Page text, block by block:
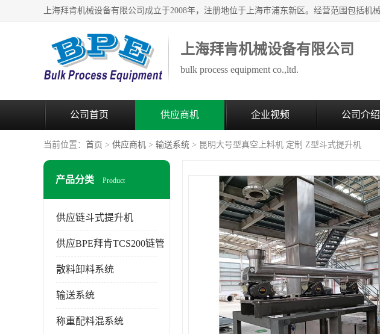
上海拜肯机械设备有限公司
bulk process equipment co.,ltd.
公司首页 供应商机 企业视频 公司介绍
当前位置： 首页 > 供应商机 > 输送系统 > 昆明大号型真空上料机 定制 Z型斗式提升机
产品分类 Product
供应链斗式提升机
供应BPE拜肯TCS200链管
散料卸料系统
输送系统
称重配料混系统